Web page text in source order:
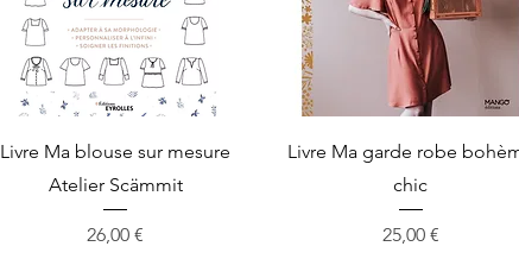
Aperçu rapide
Livre Ma blouse sur mesure
Atelier Scämmit
Prix
26,00 €
Aperçu rapide
Livre Ma garde robe
chic
Prix
25,00 €